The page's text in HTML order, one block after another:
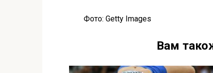
Фото: Getty Images
Вам